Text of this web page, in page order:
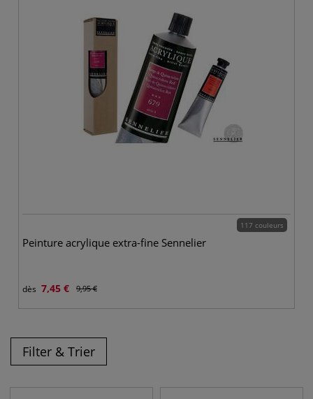
117 couleurs
Peinture acrylique extra-fine Sennelier
dès 7,45 € 9,95 €
Filter & Trier